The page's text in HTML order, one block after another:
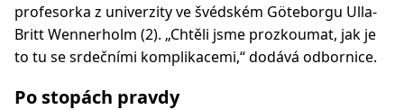
profesorka z univerzity ve švédském Göteborgu Ulla-
Britt Wennerholm (2). „Chtěli jsme prozkoumat, jak je
to tu se srdečními komplikacemi,“ dodává odbornice.
Po stopách pravdy